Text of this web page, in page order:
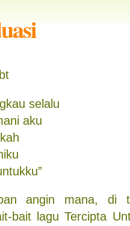
selalu
aku
angin mana, di
bait lagu Tercipta